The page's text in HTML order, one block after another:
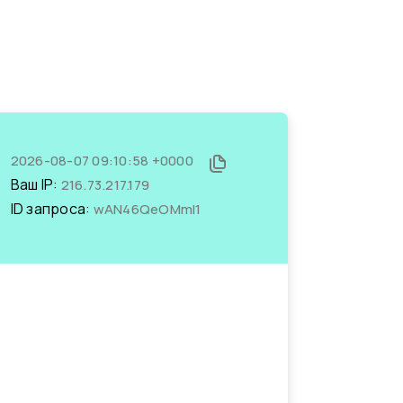
2026-08-07 09:10:58 +0000
Ваш IP: 216.73.217.179
ID запроса: wAN46QeOMmI1